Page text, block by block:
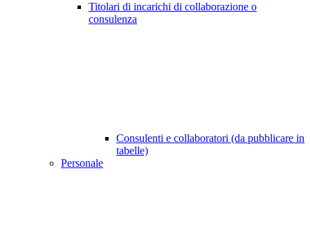
Titolari di incarichi di collaborazione o
consulenza
Consulenti e collaboratori (da pubblicare in
tabelle)
Personale